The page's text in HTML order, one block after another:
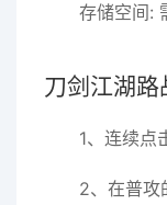
存储空间:
刀剑江湖路
1、连续点
2、在普攻